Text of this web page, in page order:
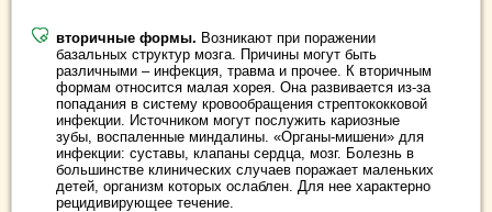
вторичные формы. Возникают при поражении
базальных структур мозга. Причины могут быть
различными – инфекция, травма и прочее. К вторичным
формам относится малая хорея. Она развивается из-за
попадания в систему кровообращения стрептококковой
инфекции. Источником могут послужить кариозные
зубы, воспаленные миндалины. «Органы-мишени» для
инфекции: суставы, клапаны сердца, мозг. Болезнь в
большинстве клинических случаев поражает маленьких
детей, организм которых ослаблен. Для нее характерно
рецидивирующее течение.